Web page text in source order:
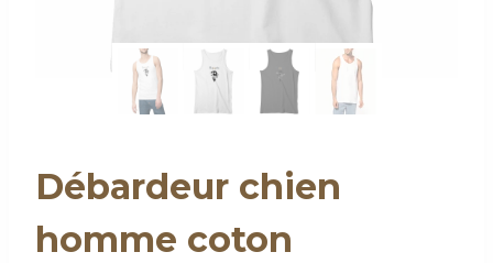
Débardeur chien
homme coton